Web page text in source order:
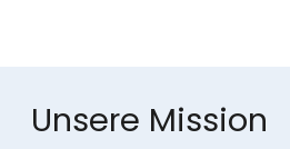
Unsere Mission